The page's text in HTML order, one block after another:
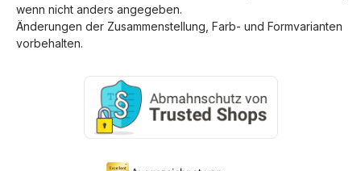
wenn nicht anders angegeben.
Änderungen der Zusammenstellung, Farb- und Formvarianten
vorbehalten.